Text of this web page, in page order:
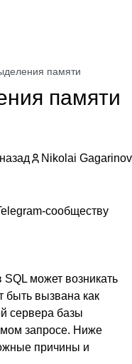
памяти
памяти
Nikolai Gagarinov
сообществу
может возникать
быть вызвана как
сервера базы
запросе. Ниже
причины и